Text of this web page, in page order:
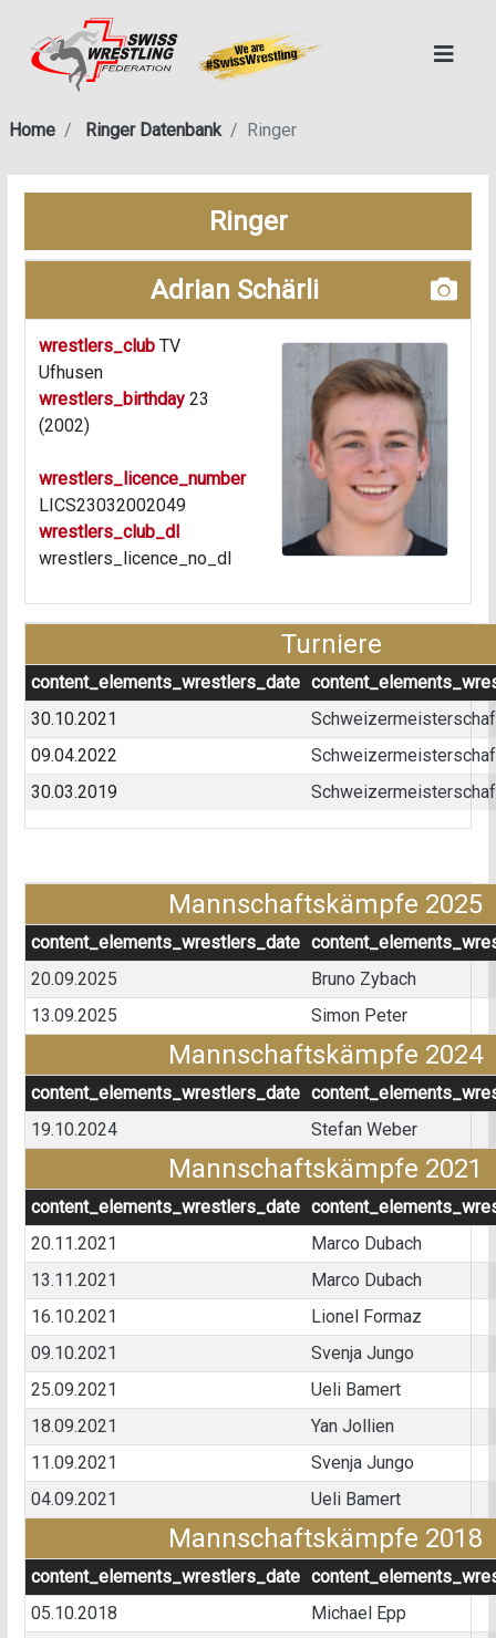
Home Ringer Datenbank Ringer
Ringer
Adrian Schärli
wrestlers_club TV
Ufhusen
wrestlers_birthday 23
(2002)
wrestlers_licence_number
LICS23032002049
wrestlers_club_dl
wrestlers_licence_no_dl
Turniere
content_elements_wrestlers_date
30.10.2021
09.04.2022
30.03.2019
Mannschaftskämpfe 2025
content_elements_wrestlers_date
20.09.2025
Bruno Zybach
13.09.2025
Simon Peter
Mannschaftskämpfe 2024
content_elements_wrestlers_date
19.10.2024
Stefan Weber
Mannschaftskämpfe 2021
content_elements_wrestlers_date
20.11.2021
Marco Dubach
13.11.2021
Marco Dubach
16.10.2021
Lionel Formaz
09.10.2021
Svenja Jungo
25.09.2021
Ueli Bamert
18.09.2021
Yan Jollien
11.09.2021
Svenja Jungo
04.09.2021
Ueli Bamert
Mannschaftskämpfe 2018
content_elements_wrestlers_date
05.10.2018
Michael Epp